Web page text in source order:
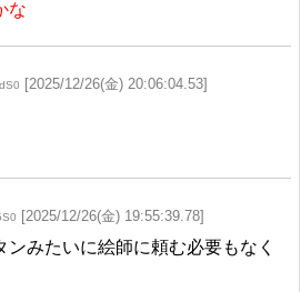
な
[2025/12/26(金) 20:06:04.53]
[2025/12/26(金) 19:55:39.78]
みたいに絵師に頼む必要もなく